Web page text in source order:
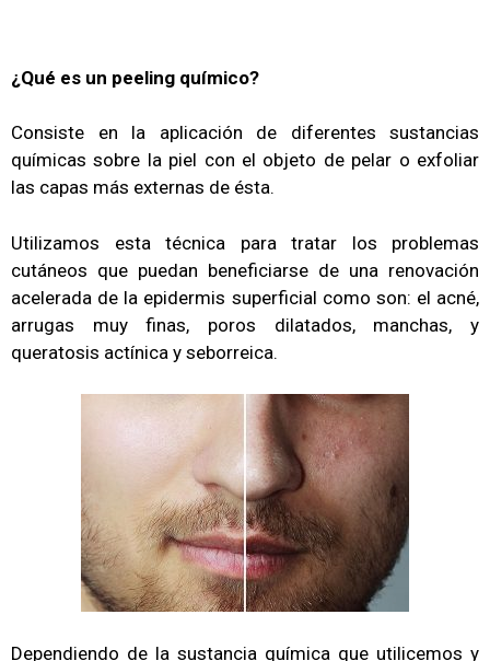
¿Qué es un peeling químico?
Consiste en la aplicación de diferentes sustancias
químicas sobre la piel con el objeto de pelar o exfoliar
las capas más externas de ésta.
Utilizamos esta técnica para tratar los problemas
cutáneos que puedan beneficiarse de una renovación
acelerada de la epidermis superficial como son: el acné,
arrugas muy finas, poros dilatados, manchas, y
queratosis actínica y seborreica.
Dependiendo de la sustancia química que utilicemos y